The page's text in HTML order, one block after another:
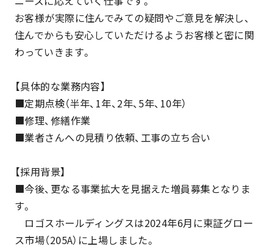
お客様が実際に住んでみての疑問やご意見を解決し、
住んでからも安心していただけるようお客様と密に関
わっていきます。
【具体的な業務内容】
■定期点検（半年、1年、2年、5年、10年）
■修理、修繕作業
■業者さんへの見積り依頼、工事の立ち合い
【採用背景】
■今後、更なる事業拡大を見据えた増員募集となりま
す。
ロゴスホールディングスは2024年6月に東証グロー
ス市場（205A）に上場しました。